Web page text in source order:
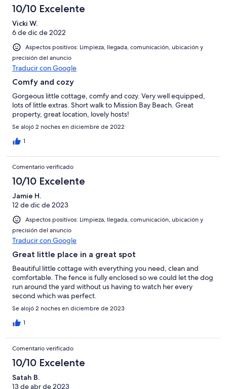
10/10 Excelente
Vicki W.
6 de dic de 2022
Aspectos positivos: Limpieza, llegada, comunicación, ubicación y
precisión del anuncio
Traducir con Google
Comfy and cozy
Gorgeous little cottage, comfy and cozy. Very well equipped,
lots of little extras. Short walk to Mission Bay Beach. Great
property, great location, lovely hosts!
Se alojó 2 noches en diciembre de 2022
1
Comentario verificado
10/10 Excelente
Jamie H.
12 de dic de 2023
Aspectos positivos: Limpieza, llegada, comunicación, ubicación y
precisión del anuncio
Traducir con Google
Great little place in a great spot
Beautiful little cottage with everything you need, clean and
comfortable. The fence is fully enclosed so we could let the dog
run around the yard without us having to watch her every
second which was perfect.
Se alojó 2 noches en diciembre de 2023
1
Comentario verificado
10/10 Excelente
Satah B.
13 de abr de 2023